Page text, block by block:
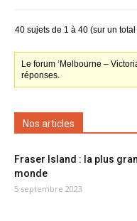
40 sujets de 1 à 40 (sur un
Le forum ‘Melbourne –
réponses.
Nos articles
Fraser Island : la plus
monde
5 septembre 2023